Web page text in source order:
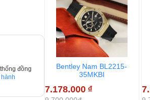
đồng
Bentley Nam BL2215-
35MKBI
7.178.000 ₫